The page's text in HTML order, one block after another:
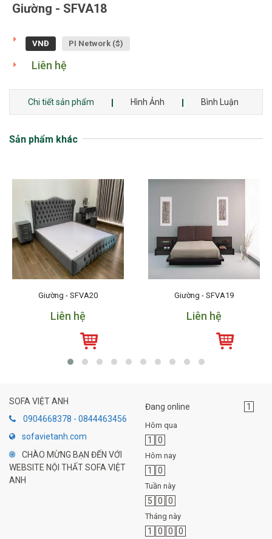
Giường - SFVA18
VNĐ PI Network ($)
Liên hệ
Chi tiết sản phẩm Hình Ảnh Bình Luận
Sản phẩm khác
Giường - SFVA20
Liên hệ
Giường - SFVA19
Liên hệ
SOFA VIỆT ANH
0904668378 - 0844463456
sofavietanh.com
CHÀO MỪNG BẠN ĐẾN VỚI
WEBSITE NỘI THẤT SOFA VIỆT
ANH
Đang online 1
Hôm qua
1 0
Hôm nay
1 0
Tuần này
5 0 0
Tháng này
1 0 0 0